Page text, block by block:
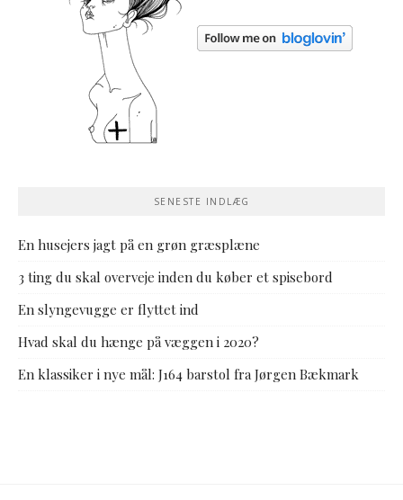
SENESTE INDLÆG
En husejers jagt på en grøn græsplæne
3 ting du skal overveje inden du køber et spisebord
En slyngevugge er flyttet ind
Hvad skal du hænge på væggen i 2020?
En klassiker i nye mål: J164 barstol fra Jørgen Bækmark